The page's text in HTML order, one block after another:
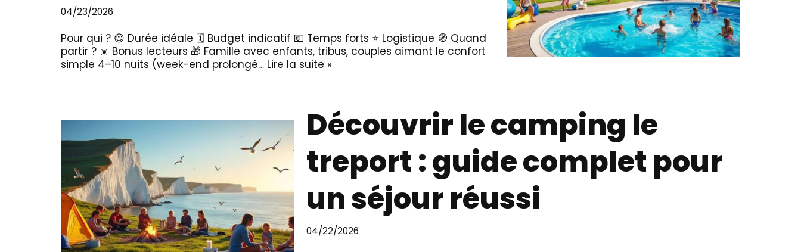
04/23/2026
Pour qui ? 😊 Durée idéale 🗓️ Budget indicatif 💶 Temps forts ⭐ Logistique 🧭 Quand
partir ? ☀️ Bonus lecteurs 🎁 Famille avec enfants, tribus, couples aimant le confort
simple 4–10 nuits (week-end prolongé… Lire la suite »
Découvrir le camping le
treport : guide complet pour
un séjour réussi
04/22/2026